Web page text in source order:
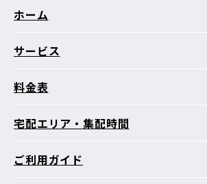
ホーム
サービス
料金表
宅配エリア・集配時間
ご利用ガイド